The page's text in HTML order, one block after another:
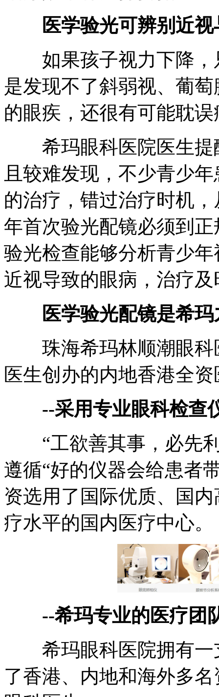
医学验光可辨别近
如果孩子视力下降，
是发现不了斜弱视、葡
的眼疾，还很有可能耽
希玛眼科医院医生提
且较难发现，不少青少
的治疗，错过治疗时机
年首次验光配镜必须到
验光检查能够分析青少
近视导致的眼病，治疗
医学验光配镜是希
珠海希玛林顺潮眼科
医生创办的内地香港全
--采用专业眼科检查
“工欲善其事，必先利
遵循“好的仪器会给患者
资选用了国际优质、国
疗水平的国内医疗中心。
--希玛专业的医疗团
希玛眼科医院拥有一
了香港、内地和海外多